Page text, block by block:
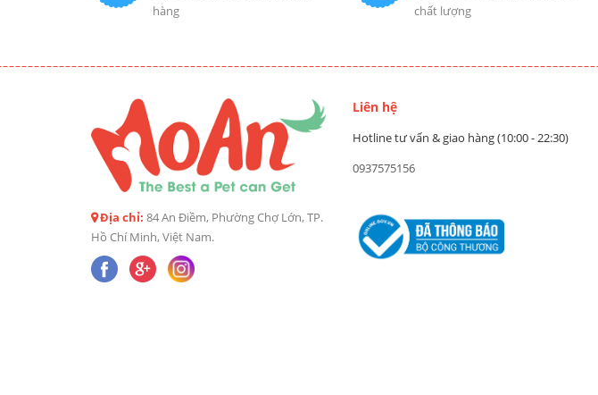
hàng
chất lượng
Địa chỉ: 84 An Điềm, Phường Chợ Lớn, TP.
Hồ Chí Minh, Việt Nam.
Liên hệ
Hotline tư vấn & giao hàng (10:00 - 22:30)
0937575156